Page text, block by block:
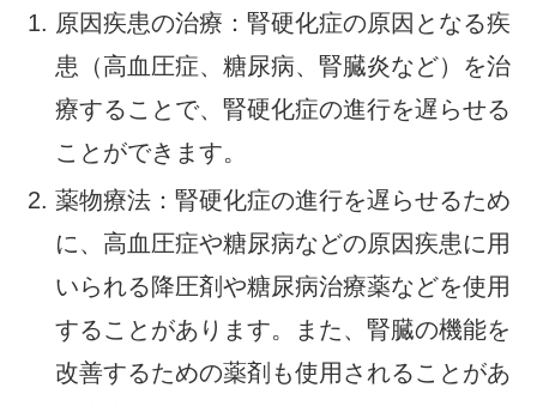
原因疾患の治療：腎硬化症の原因となる疾
患（高血圧症、糖尿病、腎臓炎など）を治
療することで、腎硬化症の進行を遅らせる
ことができます。
薬物療法：腎硬化症の進行を遅らせるため
に、高血圧症や糖尿病などの原因疾患に用
いられる降圧剤や糖尿病治療薬などを使用
することがあります。また、腎臓の機能を
改善するための薬剤も使用されることがあ